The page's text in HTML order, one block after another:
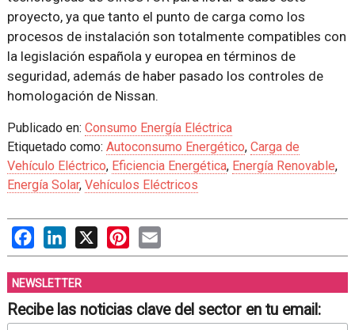
proyecto, ya que tanto el punto de carga como los
procesos de instalación son totalmente compatibles con
la legislación española y europea en términos de
seguridad, además de haber pasado los controles de
homologación de Nissan.
Publicado en: Consumo Energía Eléctrica
Etiquetado como: Autoconsumo Energético, Carga de
Vehículo Eléctrico, Eficiencia Energética, Energía Renovable,
Energía Solar, Vehículos Eléctricos
FacebookLinkedIn
X PinterestEmail
NEWSLETTER
Recibe las noticias clave del sector en tu email: